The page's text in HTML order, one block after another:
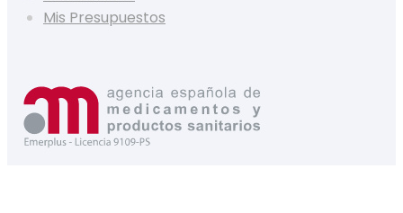
Mis Presupuestos